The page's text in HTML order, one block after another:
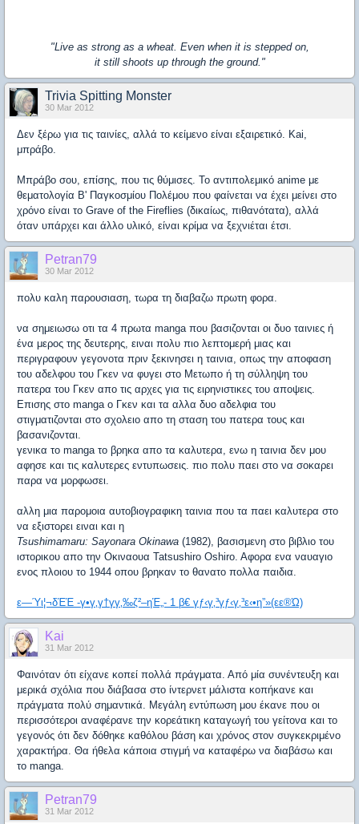
"Live as strong as a wheat. Even when it is stepped on,
it still shoots up through the ground."
Trivia Spitting Monster
30 Mar 2012
Δεν ξέρω για τις ταινίες, αλλά το κείμενο είναι εξαιρετικό. Kai,
μπράβο.
Μπράβο σου, επίσης, που τις θύμισες. Το αντιπολεμικό anime με
θεματολογία Β' Παγκοσμίου Πολέμου που φαίνεται να έχει μείνει στο
χρόνο είναι το Grave of the Fireflies (δικαίως, πιθανότατα), αλλά
όταν υπάρχει και άλλο υλικό, είναι κρίμα να ξεχνιέται έτσι.
Petran79
30 Mar 2012
πολυ καλη παρουσιαση, τωρα τη διαβαζω πρωτη φορα.
να σημειωσω οτι τα 4 πρωτα manga που βασιζονται οι δυο ταινιες ή
ένα μερος της δευτερης, ειναι πολυ πιο λεπτομερή μιας και
περιγραφουν γεγονοτα πριν ξεκινησει η ταινια, οπως την αποφαση
του αδελφου του Γκεν να φυγει στο Μετωπο ή τη σύλληψη του
πατερα του Γκεν απο τις αρχες για τις ειρηνιστικες του αποψεις.
Επισης στο manga ο Γκεν και τα αλλα δυο αδελφια του
στιγματιζονται στο σχολειο απο τη σταση του πατερα τους και
βασανιζονται.
γενικα το manga το βρηκα απο τα καλυτερα, ενω η ταινια δεν μου
αφησε και τις καλυτερες εντυπωσεις. πιο πολυ παει στο να σοκαρει
παρα να μορφωσει.
αλλη μια παρομοια αυτοβιογραφικη ταινια που τα παει καλυτερα στο
να εξιστορει ειναι και η
Tsushimamaru: Sayonara Okinawa (1982), βασισμενη στο βιβλιο του
ιστορικου απο την Οκιναουα Tatsushiro Oshiro. Aφορα ενα ναυαγιο
ενος πλοιου το 1944 οπου βρηκαν το θανατο πολλα παιδια.
ε―Ύι¦¬δΈΈ -γ•γ‚γ†γγ‚‰ζ²–ηΈ„- 1 β€ γƒ‹γ‚³γƒ‹γ‚³ε‹•η”»(εε®Ώ)
Kai
31 Mar 2012
Φαινόταν ότι είχανε κοπεί πολλά πράγματα. Από μία συνέντευξη και
μερικά σχόλια που διάβασα στο ίντερνετ μάλιστα κοπήκανε και
πράγματα πολύ σημαντικά. Μεγάλη εντύπωση μου έκανε που οι
περισσότεροι αναφέρανε την κορεάτικη καταγωγή του γείτονα και το
γεγονός ότι δεν δόθηκε καθόλου βάση και χρόνος στον συγκεκριμένο
χαρακτήρα. Θα ήθελα κάποια στιγμή να καταφέρω να διαβάσω και
το manga.
Petran79
31 Mar 2012